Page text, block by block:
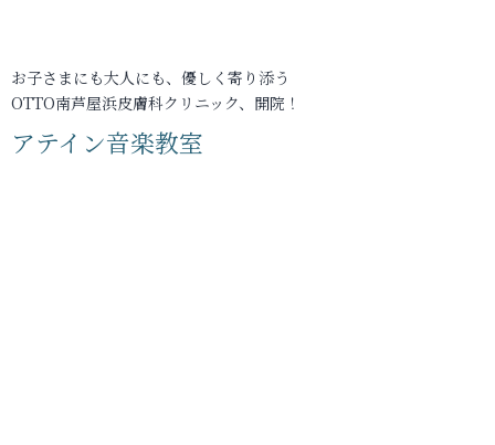
お子さまにも大人にも、優しく寄り添う
OTTO南芦屋浜皮膚科クリニック、開院！
アテイン音楽教室